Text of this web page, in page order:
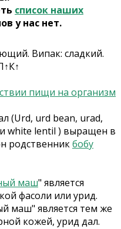
список наших
у нас нет.
Випак: сладкий.
пищи на организм
(Urd, urd bean, urad,
white lentil ) выращен в
родственникбобу
маш" является
фасоли или урид.
маш" является тем же
кожей, урид дал.